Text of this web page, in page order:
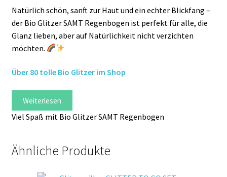
Natürlich schön, sanft zur Haut und ein echter Blickfang –
der Bio Glitzer SAMT Regenbogen ist perfekt für alle, die
Glanz lieben, aber auf Natürlichkeit nicht verzichten
möchten.
Über 80 tolle Bio Glitzer im Shop
Weiterlesen
Viel Spaß mit Bio Glitzer SAMT Regenbogen
Ähnliche Produkte